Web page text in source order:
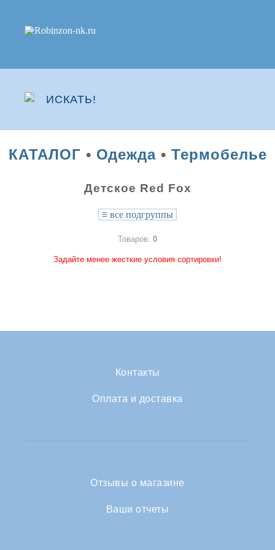
КАТАЛОГ • Одежда• Термобелье
Детское Red Fox
≡ все подгруппы
Товаров: 0
Задайте менее жесткие условия сортировки!
Контакты
Оплата и доставка
Отзывы о магазине
Ваши отчеты